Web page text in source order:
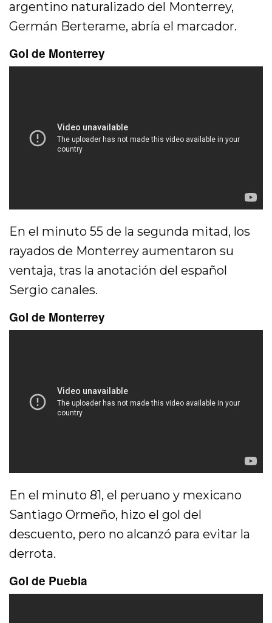
argentino naturalizado del Monterrey,
Germán Berterame, abría el marcador.
Gol de Monterrey
En el minuto 55 de la segunda mitad, los
rayados de Monterrey aumentaron su
ventaja, tras la anotación del español
Sergio canales.
Gol de Monterrey
En el minuto 81, el peruano y mexicano
Santiago Ormeño, hizo el gol del
descuento, pero no alcanzó para evitar la
derrota.
Gol de Puebla